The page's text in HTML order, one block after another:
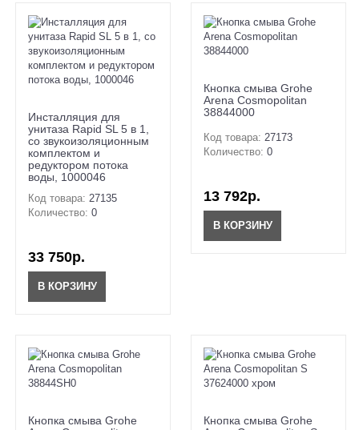
Инсталляция для
унитаза Rapid SL 5 в 1,
cо звукоизоляционным
комплектом и
редуктором потока
воды, 1000046
Код товара: 27135
Количество: 0
33 750р.
В КОРЗИНУ
Кнопка смыва Grohe
Arena Cosmopolitan
38844000
Код товара: 27173
Количество: 0
13 792р.
В КОРЗИНУ
Кнопка смыва Grohe
Кнопка смыва Grohe